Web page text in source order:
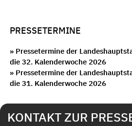
PRESSETERMINE
» Pressetermine der
die 32. Kalenderwoche 2026
» Pressetermine der
die 31. Kalenderwoche 2026
KONTAKT ZUR